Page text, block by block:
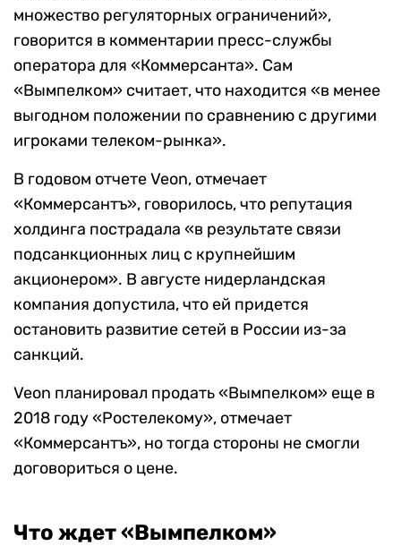
множество регуляторных ограничений»,
говорится в комментарии пресс-службы
оператора для «Коммерсанта». Сам
«Вымпелком» считает, что находится «в менее
выгодном положении по сравнению с другими
игроками телеком-рынка».
В годовом отчете Veon, отмечает
«Коммерсантъ», говорилось, что репутация
холдинга пострадала «в результате связи
подсанкционных лиц с крупнейшим
акционером». В августе нидерландская
компания допустила, что ей придется
остановить развитие сетей в России из-за
санкций.
Veon планировал продать «Вымпелком» еще в
2018 году «Ростелекому», отмечает
«Коммерсантъ», но тогда стороны не смогли
договориться о цене.
Что ждет «Вымпелком»